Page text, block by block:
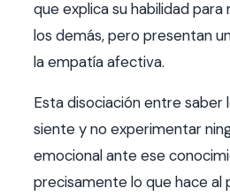
que explica su habilidad para
los demás, pero presentan
la empatía afectiva.
Esta disociación entre saber
siente y no experimentar
emocional ante ese
precisamente lo que hace al